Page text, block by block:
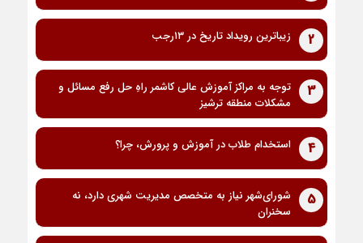
2 زیباترین رویداد تاریخ در ۱۳رجب
3
توجه به مراکز آموزش عالی کاشمر راهِ حل رفع مسائل و
مشکلات منطقه ترشیز
4 استخدام طلاب در آموزش و پرورش، چرا؟
5
شورای‌شهر نیاز به متخصص مدیریت شهری دارد، نه
سخنران